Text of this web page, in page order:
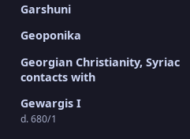
Garshuni
Geoponika
Georgian Christianity, Syriac
contacts with
Gewargis I
d. 680/1